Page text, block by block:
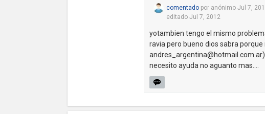
comentado por anónimo Jul 7,
editado Jul 7, 2012
yotambien tengo el mismo
ravia pero bueno dios sabra
andres_argentina@hotmail.com.ar
necesito ayuda no aguanto mas....